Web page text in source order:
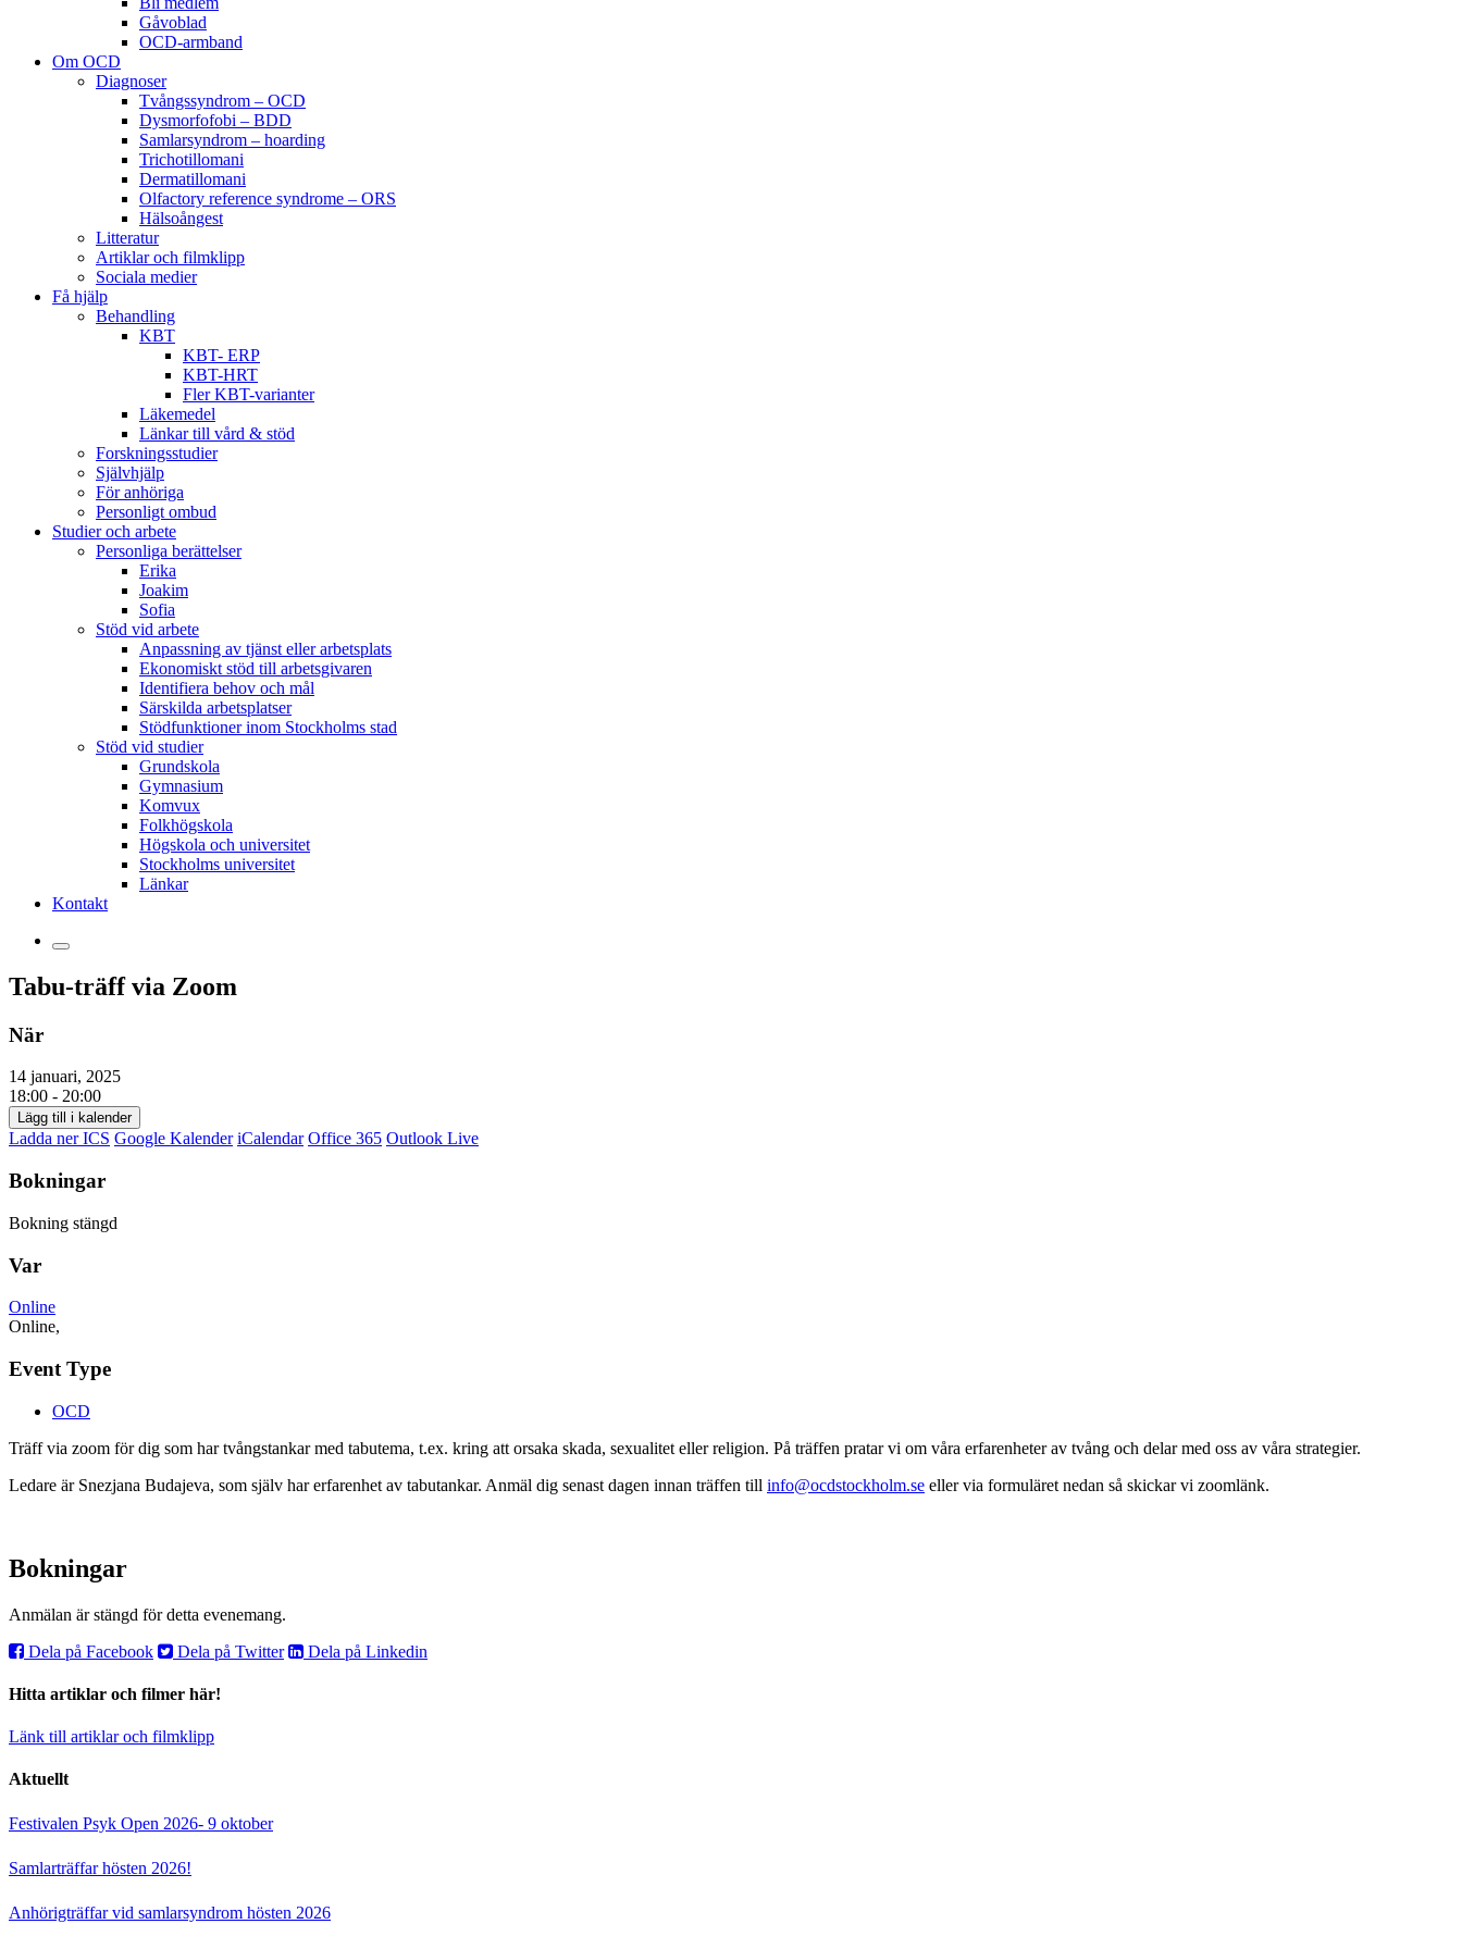
Gåvoblad
OCD-armband
Om OCD
Diagnoser
Tvångssyndrom – OCD
Dysmorfofobi – BDD
Samlarsyndrom – hoarding
Trichotillomani
Dermatillomani
Olfactory reference syndrome – ORS
Hälsoångest
Litteratur
Artiklar och filmklipp
Sociala medier
Få hjälp
Behandling
KBT
KBT- ERP
KBT-HRT
Fler KBT-varianter
Läkemedel
Länkar till vård & stöd
Forskningsstudier
Självhjälp
För anhöriga
Personligt ombud
Studier och arbete
Personliga berättelser
Erika
Joakim
Sofia
Stöd vid arbete
Anpassning av tjänst eller arbetsplats
Ekonomiskt stöd till arbetsgivaren
Identifiera behov och mål
Särskilda arbetsplatser
Stödfunktioner inom Stockholms stad
Stöd vid studier
Grundskola
Gymnasium
Komvux
Folkhögskola
Högskola och universitet
Stockholms universitet
Länkar
Kontakt
Tabu-träff via Zoom
När
14 januari, 2025
18:00 - 20:00
Lägg till i kalender
Ladda ner ICS Google Kalender iCalendar Office 365 Outlook Live
Bokningar
Bokning stängd
Var
Online
Online,
Event Type
OCD
Träff via zoom för dig som har tvångstankar med tabutema, t.ex. kring att orsaka skada, sexualitet eller religion. På träffen pratar vi om våra erfarenheter av tvång och delar med oss av våra strategier.
Ledare är Snezjana Budajeva, som själv har erfarenhet av tabutankar. Anmäl dig senast dagen innan träffen till info@ocdstockholm.se eller via formuläret nedan så skickar vi zoomlänk.
Bokningar
Anmälan är stängd för detta evenemang.
Dela på Facebook
Dela på Twitter Dela på Linkedin
Hitta artiklar och filmer här!
Länk till artiklar och filmklipp
Aktuellt
Festivalen Psyk Open 2026- 9 oktober
Samlarträffar hösten 2026!
Anhörigträffar vid samlarsyndrom hösten 2026